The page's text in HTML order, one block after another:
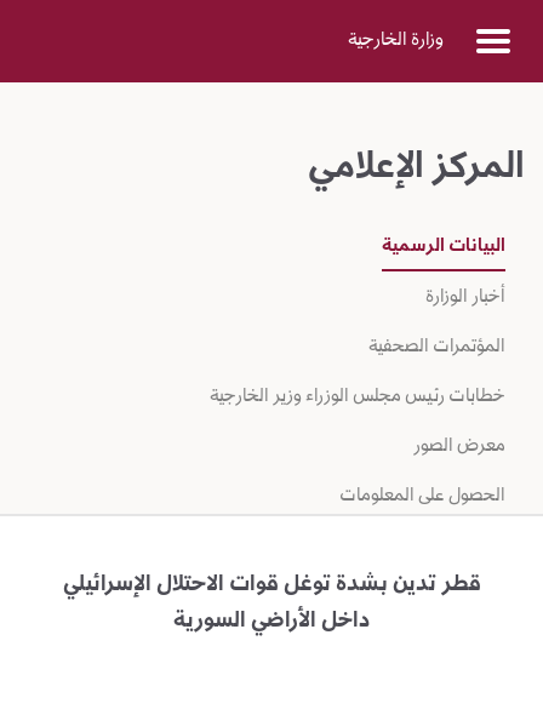
Skip to Main Contentوزارة الخارجية
المركز الإعلامي
البيانات الرسمية
أخبار الوزارة
المؤتمرات الصحفية
خطابات رئيس مجلس الوزراء وزير الخارجية
معرض الصور
الحصول على المعلومات
قطر تدين بشدة توغل قوات الاحتلال الإسرائيلي
داخل الأراضي السورية